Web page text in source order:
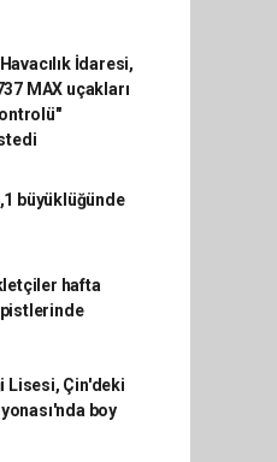
İdaresi,
MAX uçakları
büyüklüğünde
hafta
Lisesi, Çin'deki
boy